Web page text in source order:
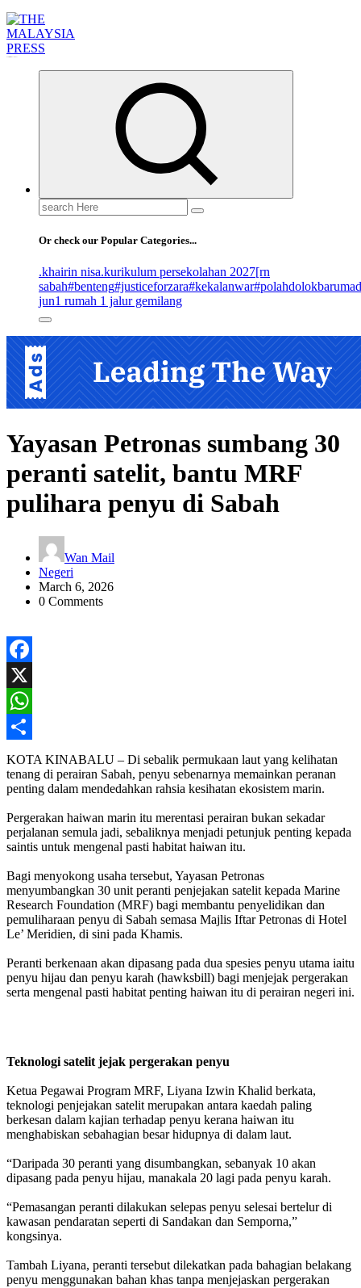
Search
for:
Or check our Popular Categories...
.khairin nisa.kurikulum persekolahan 2027[rn
sabah#benteng#justiceforzara#kekalanwar
jun1 rumah 1 jalur gemilang
Yayasan Petronas sumbang 30
peranti satelit, bantu MRF
pulihara penyu di Sabah
Wan Mail
Negeri
March 6, 2026
0 Comments
Facebook
X
WhatsApp
Share
KOTA KINABALU – Di sebalik permukaan laut yang kelihatan
tenang di perairan Sabah, penyu sebenarnya memainkan peranan
penting dalam mendedahkan rahsia kesihatan ekosistem marin.
Pergerakan haiwan marin itu merentasi perairan bukan sekadar
perjalanan semula jadi, sebaliknya menjadi petunjuk penting kepada
saintis untuk mengenal pasti habitat haiwan itu.
Bagi menyokong usaha tersebut, Yayasan Petronas
menyumbangkan 30 unit peranti penjejakan satelit kepada Marine
Research Foundation (MRF) bagi membantu penyelidikan dan
pemuliharaan penyu di Sabah semasa Majlis Iftar Petronas di Hotel
Le’ Meridien, di sini pada Khamis.
Peranti berkenaan akan dipasang pada dua spesies penyu utama iaitu
penyu hijau dan penyu karah (hawksbill) bagi menjejak pergerakan
serta mengenal pasti habitat penting haiwan itu di perairan negeri ini.
Teknologi satelit jejak pergerakan penyu
Ketua Pegawai Program MRF, Liyana Izwin Khalid berkata,
teknologi penjejakan satelit merupakan antara kaedah paling
berkesan dalam kajian terhadap penyu kerana haiwan itu
menghabiskan sebahagian besar hidupnya di dalam laut.
“Daripada 30 peranti yang disumbangkan, sebanyak 10 akan
dipasang pada penyu hijau, manakala 20 lagi pada penyu karah.
“Pemasangan peranti dilakukan selepas penyu selesai bertelur di
kawasan pendaratan seperti di Sandakan dan Semporna,”
kongsinya.
Tambah Liyana, peranti tersebut dilekatkan pada bahagian belakang
penyu menggunakan bahan khas tanpa menjejaskan pergerakan